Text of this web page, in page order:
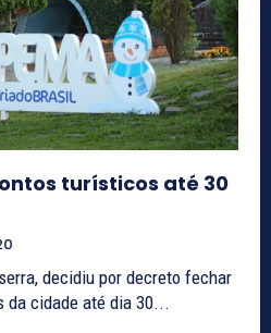
turísticos até 30
decidiu por decreto fechar
cidade até dia 30...